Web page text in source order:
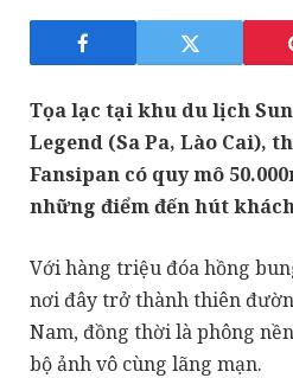
Tọa lạc tại khu du lịch
Legend (Sa Pa, Lào Cai),
Fansipan có quy mô
những điểm đến hút
Với hàng triệu đóa hồng
nơi đây trở thành thiên
Nam, đồng thời là phông
bộ ảnh vô cùng lãng mạn.